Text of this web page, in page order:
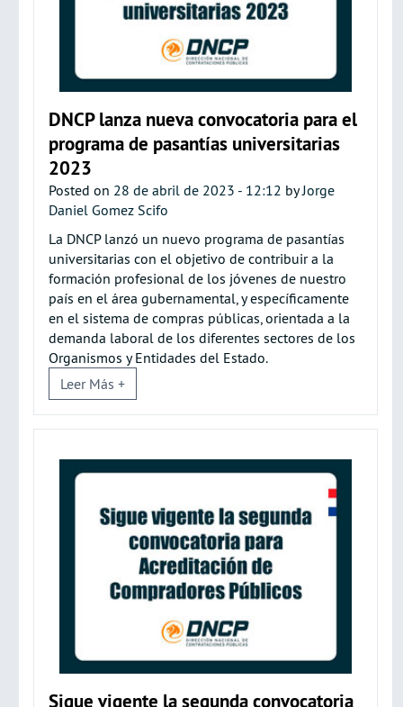
DNCP lanza nueva convocatoria para el
programa de pasantías universitarias
2023
Posted on 28 de abril de 2023 - 12:12 byJorge
Daniel Gomez Scifo
La DNCP lanzó un nuevo programa de pasantías
universitarias con el objetivo de contribuir a la
formación profesional de los jóvenes de nuestro
país en el área gubernamental, y específicamente
en el sistema de compras públicas, orientada a la
demanda laboral de los diferentes sectores de los
Organismos y Entidades del Estado.
Leer Más +
Sigue vigente la segunda convocatoria